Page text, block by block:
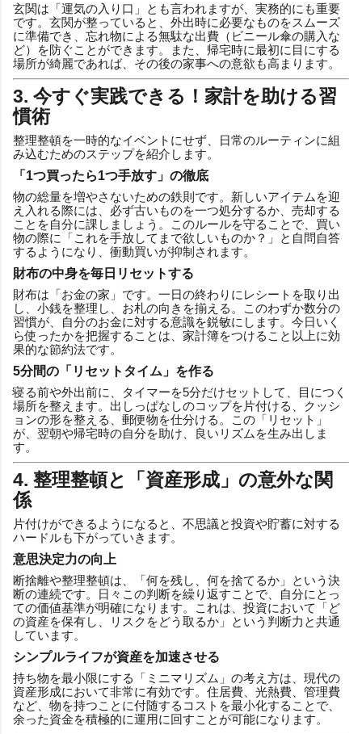
玄関は「運気の入り口」とも言われますが、実務的にも重要
です。玄関が整っていると、外出時に必要なものをスムーズ
に準備でき、忘れ物による無駄な出費（ビニール傘の購入な
ど）を防ぐことができます。また、帰宅時に最初に目にする
場所が綺麗であれば、その後の家事への意欲も高まります。
3. 今すぐ実践できる！家計を助ける習
慣術
整理整頓を一時的なイベントにせず、日常のルーティンに組
み込むためのステップを紹介します。
「1つ買ったら1つ手放す」の徹底
物の総量を増やさないための鉄則です。新しいアイテムを迎
え入れる際には、必ず古いものを一つ処分するか、売却する
ことを自分に課しましょう。このルールを守ることで、買い
物の際に「これを手放してまで欲しいものか？」と自問自答
するようになり、衝動買いが抑制されます。
財布の中身を毎日リセットする
財布は「お金の家」です。一日の終わりにレシートを取り出
し、小銭を整理し、お札の向きを揃える。このわずか数分の
習慣が、自分のお金に対する意識を鋭敏にします。今日いく
ら使ったかを把握することは、家計簿をつけること以上に効
果的な節約法です。
5分間の「リセットタイム」を作る
寝る前や外出前に、タイマーを5分だけセットして、目につく
場所を整えます。出しっぱなしのコップを片付ける、クッシ
ョンの形を整える、郵便物を仕分ける。この「リセット」
が、翌朝や帰宅時の自分を助け、良いリズムを生み出しま
す。
4. 整理整頓と「資産形成」の意外な関
係
片付けができるようになると、不思議と投資や貯蓄に対する
ハードルも下がっていきます。
意思決定力の向上
断捨離や整理整頓は、「何を残し、何を捨てるか」という決
断の連続です。日々この判断を繰り返すことで、自分にとっ
ての価値基準が明確になります。これは、投資において「ど
の資産を保有し、リスクをどう取るか」という判断力と共通
しています。
シンプルライフが資産を加速させる
持ち物を最小限にする「ミニマリズム」の考え方は、現代の
資産形成において非常に有効です。住居費、光熱費、管理費
など、物を持つことに付随するコストを最小化することで、
余った資金を積極的に運用に回すことが可能になります。